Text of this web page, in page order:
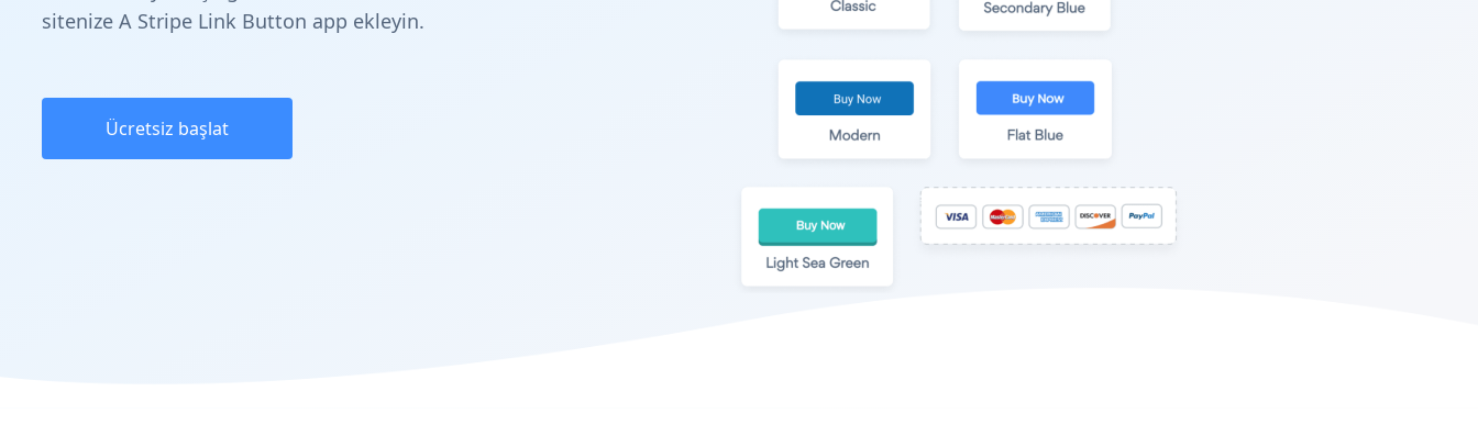
sitenize A Stripe Link Button app ekleyin.
Ücretsiz başlat